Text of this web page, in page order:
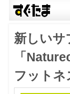
新しいサ
「
フットネ